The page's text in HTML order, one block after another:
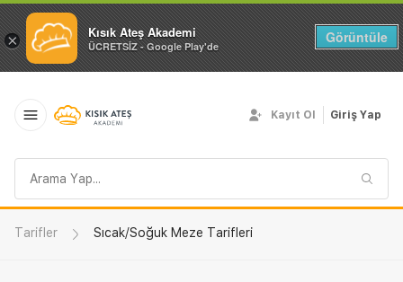
× Kısık Ateş Akademi
ÜCRETSİZ - Google Play'de
Görüntüle
sorgusu
Kayıt Ol Giriş Yap
Tarifler Sıcak/Soğuk Meze Tarifleri